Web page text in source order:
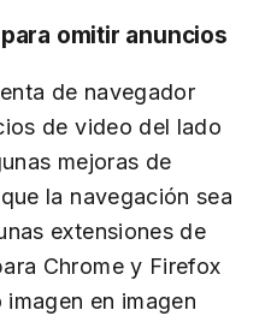
omitir anuncios
de navegador
de video del lado
mejoras de
la navegación sea
extensiones de
Chrome y Firefox
en imagen